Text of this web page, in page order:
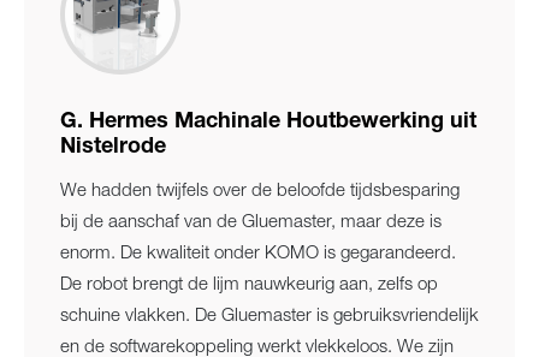
G. Hermes Machinale Houtbewerking uit
Nistelrode
We hadden twijfels over de beloofde tijdsbesparing
bij de aanschaf van de Gluemaster, maar deze is
enorm. De kwaliteit onder KOMO is gegarandeerd.
De robot brengt de lijm nauwkeurig aan, zelfs op
schuine vlakken. De Gluemaster is gebruiksvriendelijk
en de softwarekoppeling werkt vlekkeloos. We zijn